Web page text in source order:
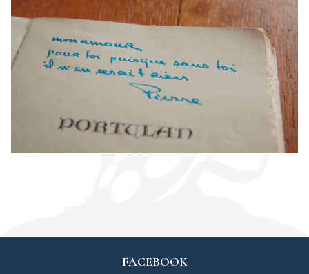
FACEBOOK